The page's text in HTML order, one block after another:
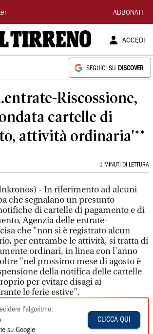
ABBONATI
ACCEDI
SEGUICI SU DISCOVER
Riscossione,
cartelle di
attività ordinaria'**
1 MINUTI DI LETTURA
- In riferimento ad alcuni
che segnalano un presunto
di cartelle di pagamento e di
Agenzia delle entrate-
che "non si è registrato alcun
per entrambe le attività, si tratta di
ordinari, in linea con l'anno
"nel prossimo mese di agosto è
della notifica delle cartelle
per evitare disagi ai
le ferie estive".
l'algoritmo:
su Google
CLICCA QUI